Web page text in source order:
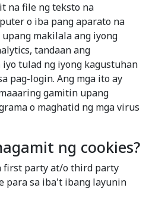
na file ng teksto na
o iba pang aparato na
makilala ang iyong
tandaan ang
tulad ng iyong kagustuhan
pag-login. Ang mga ito ay
gamitin upang
o maghatid ng mga virus
ng cookies?
first party at/o third party
para sa iba't ibang layunin